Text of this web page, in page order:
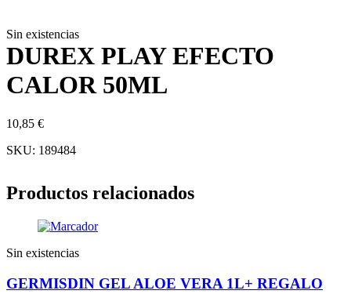
Sin existencias
DUREX PLAY EFECTO
CALOR 50ML
10,85 €
SKU: 189484
Productos relacionados
Sin existencias
GERMISDIN GEL ALOE VERA 1L+ REGALO